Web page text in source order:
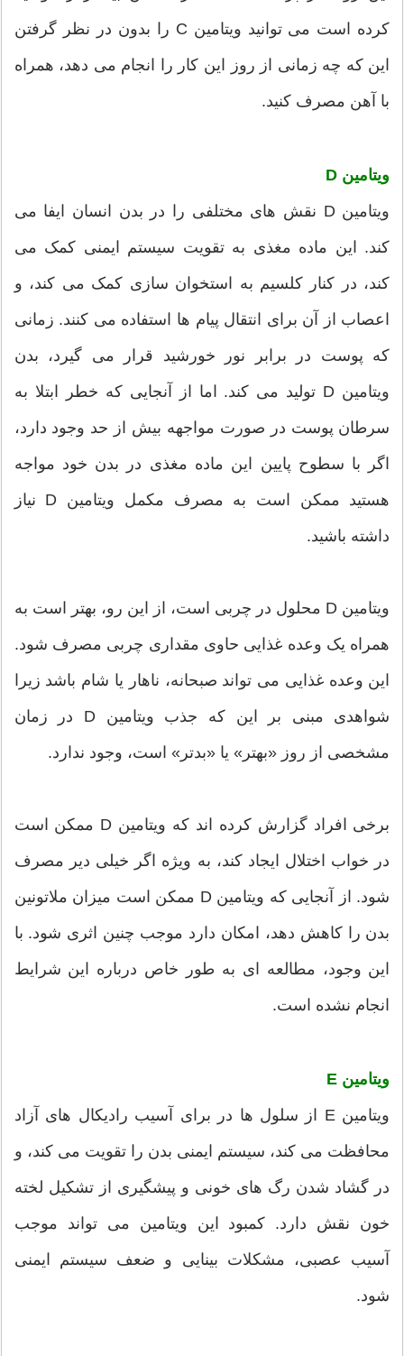
کرده است می توانید ویتامین C را بدون در نظر گرفتن
این که چه زمانی از روز این کار را انجام می دهد، همراه
با آهن مصرف کنید.
ویتامین D
ویتامین D نقش های مختلفی را در بدن انسان ایفا می
کند. این ماده مغذی به تقویت سیستم ایمنی کمک می
کند، در کنار کلسیم به استخوان سازی کمک می کند، و
اعصاب از آن برای انتقال پیام ها استفاده می کنند. زمانی
که پوست در برابر نور خورشید قرار می گیرد، بدن
ویتامین D تولید می کند. اما از آنجایی که خطر ابتلا به
سرطان پوست در صورت مواجهه بیش از حد وجود دارد،
اگر با سطوح پایین این ماده مغذی در بدن خود مواجه
هستید ممکن است به مصرف مکمل ویتامین D نیاز
داشته باشید.
ویتامین D محلول در چربی است، از این رو، بهتر است به
همراه یک وعده غذایی حاوی مقداری چربی مصرف شود.
این وعده غذایی می تواند صبحانه، ناهار یا شام باشد زیرا
شواهدی مبنی بر این که جذب ویتامین D در زمان
مشخصی از روز «بهتر» یا «بدتر» است، وجود ندارد.
برخی افراد گزارش کرده اند که ویتامین D ممکن است
در خواب اختلال ایجاد کند، به ویژه اگر خیلی دیر مصرف
شود. از آنجایی که ویتامین D ممکن است میزان ملاتونین
بدن را کاهش دهد، امکان دارد موجب چنین اثری شود. با
این وجود، مطالعه ای به طور خاص درباره این شرایط
انجام نشده است.
ویتامین E
ویتامین E از سلول ها در برای آسیب رادیکال های آزاد
محافظت می کند، سیستم ایمنی بدن را تقویت می کند، و
در گشاد شدن رگ های خونی و پیشگیری از تشکیل لخته
خون نقش دارد. کمبود این ویتامین می تواند موجب
آسیب عصبی، مشکلات بینایی و ضعف سیستم ایمنی
شود.